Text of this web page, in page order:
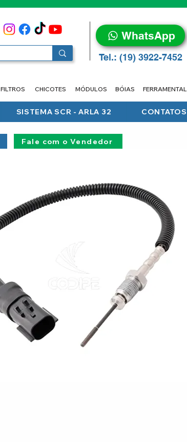
WhatsApp
Tel.: (19) 3922-7452
FILTROS CHICOTES MÓDULOS BÓIAS FERRAMENTAL
SISTEMA SCR - ARLA 32 CONTATOS
Fale com o Vendedor